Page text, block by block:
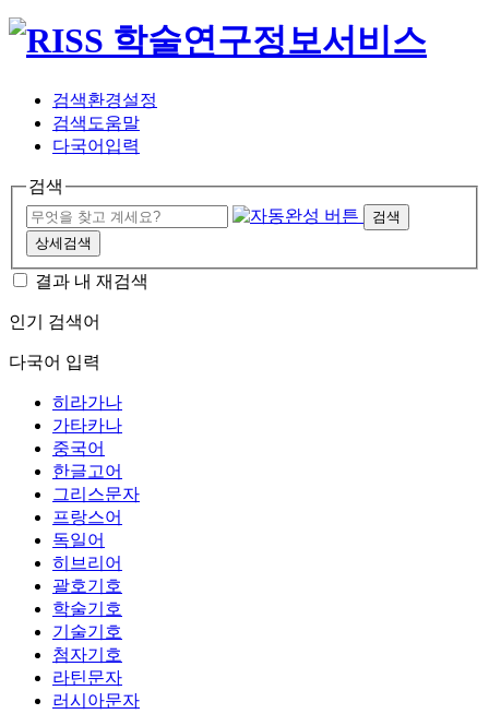
검색환경설정
검색도움말
다국어입력
검색
검색
상세검색
결과 내 재검색
인기 검색어
다국어 입력
히라가나
가타카나
중국어
한글고어
그리스문자
프랑스어
독일어
히브리어
괄호기호
학술기호
기술기호
첨자기호
라틴문자
러시아문자